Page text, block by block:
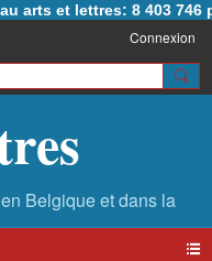
arts et lettres: 8 403 746
Connexion